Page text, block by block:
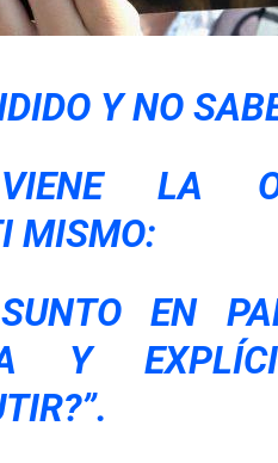
Y NO
LA
MISMO:
EN
Y